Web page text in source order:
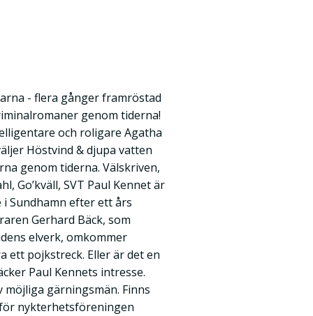
- flera gånger framröstad
genom tiderna!
och roligare Agatha
Höstvind & djupa vatten
genom tiderna. Välskriven,
Go’kväll, SVT Paul Kennet är
Sundhamn efter ett års
Gerhard Bäck, som
elverk, omkommer
ett pojkstreck. Eller är det en
Paul Kennets intresse.
gärningsmän. Finns
nykterhetsföreningen